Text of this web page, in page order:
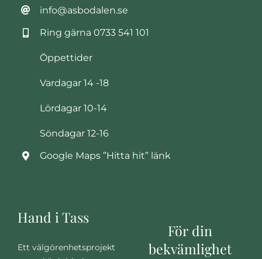
info@asbodalen.se
Ring gärna 0733 541 101
Öppettider
Vardagar 14 -18
Lördagar 10-14
Söndagar 12-16
Google Maps ”Hitta hit” länk
Hand i Tass
Ett välgörenhetsprojekt
För din
bekvämlighet